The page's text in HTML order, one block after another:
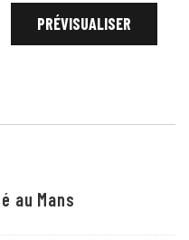
au Mans